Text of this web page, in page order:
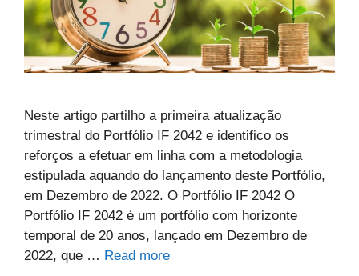
Neste artigo partilho a primeira atualização
trimestral do Portfólio IF 2042 e identifico os
reforços a efetuar em linha com a metodologia
estipulada aquando do lançamento deste Portfólio,
em Dezembro de 2022. O Portfólio IF 2042 O
Portfólio IF 2042 é um portfólio com horizonte
temporal de 20 anos, lançado em Dezembro de
2022, que … Read more